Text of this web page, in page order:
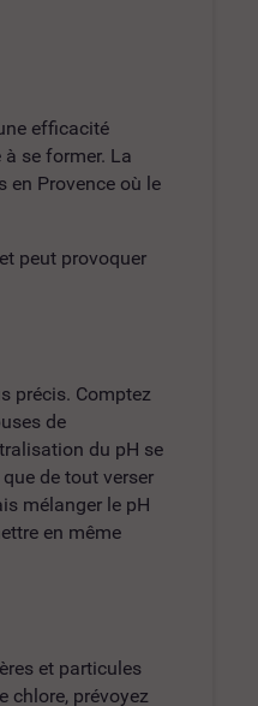
efficacité
se former. La
en Provence où le
peut provoquer
précis. Comptez
de
du pH se
de tout verser
mélanger le pH
en même
et particules
chlore, prévoyez